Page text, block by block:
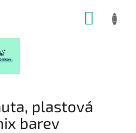
plastová
barev